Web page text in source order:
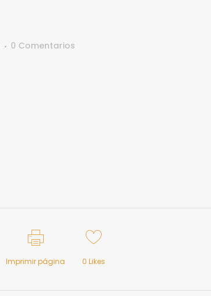
0 Comentarios
Imprimir página 0 Likes